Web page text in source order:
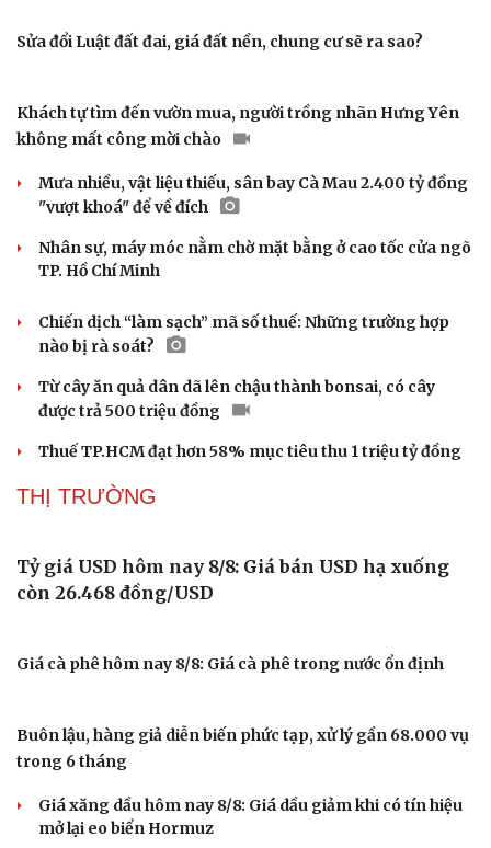
Bài toán hút vốn, không chỉ là chuyển đổi xanh
Sửa đổi Luật đất đai, giá đất nền, chung cư sẽ ra sao?
Khách tự tìm đến vườn mua, người trồng nhãn Hưng Yên
không mất công mời chào
Mưa nhiều, vật liệu thiếu, sân bay Cà Mau 2.400 tỷ đồng
"vượt khoá" để về đích
TP. Hồ Chí Minh
Chiến dịch “làm sạch” mã số thuế: Những trường hợp
nào bị rà soát?